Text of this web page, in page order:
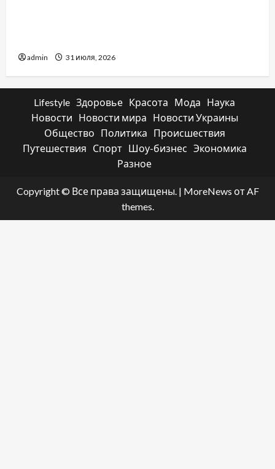
admin 31 июля, 2026
Lifestyle Здоровье Красота Мода
Наука
Новости
Новости мира
Новости Украины
Общество
Политика
Происшествия
Путешествия
Спорт Шоу-бизнес Экономика
Разное
Copyright © Все права защищены. | MoreNews от AF
themes.